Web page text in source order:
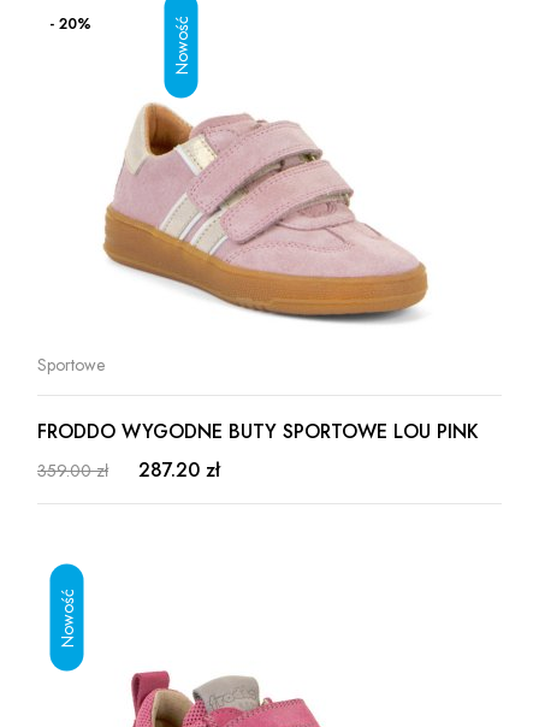
- 20%
Sportowe
FRODDO WYGODNE BUTY SPORTOWE LOU PINK
359.00 zł 287.20 zł